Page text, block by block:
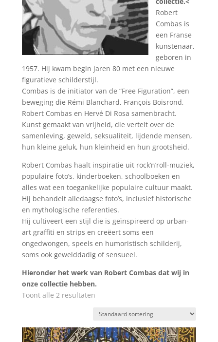
Robert
Combas is
een Franse
kunstenaar,
geboren in
1957. Hij kwam begin jaren 80 met een nieuwe
figuratieve schilderstijl.
Combas is de initiator van de “Free Figuration”, een
beweging die Rémi Blanchard, François Boisrond,
Robert Combas en Hervé Di Rosa samenbracht.
Kunst gemaakt van vrijheid, die vertelt over de
samenleving, geweld, seksualiteit, lijdende mensen,
hun kleine geluk, hun kleinheid en hun grootsheid.
Robert Combas haalt inspiratie uit rock’n’roll-muziek,
populaire foto’s, kinderboeken, schoolboeken en
alles wat een toegankelijke populaire cultuur maakt.
Hij behandelt alledaagse foto’s, inclusief historische
en mythologische referenties.
Hij cultiveert een stijl die is geïnspireerd op urban-
art graffiti en strips en creëert soms een
ongedwongen, speels en humoristisch schilderij,
soms ook gewelddadig of sensueel.
Hieronder het werk van Robert Combas dat wij in
onze collectie hebben.
Toont alle 2 resultaten